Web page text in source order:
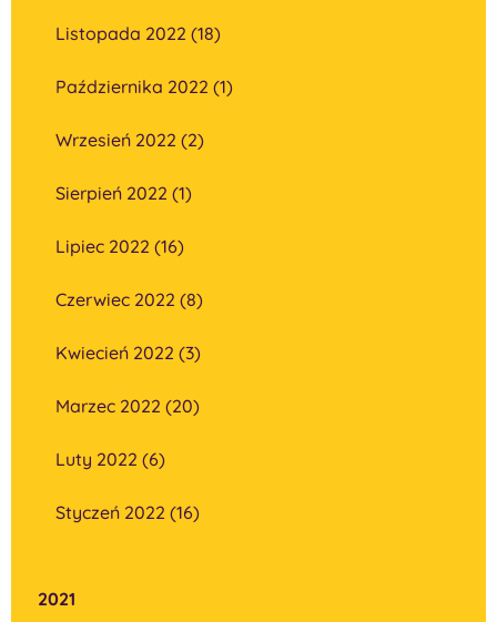
Listopada 2022 (18)
Października 2022 (1)
Wrzesień 2022 (2)
Sierpień 2022 (1)
Lipiec 2022 (16)
Czerwiec 2022 (8)
Kwiecień 2022 (3)
Marzec 2022 (20)
Luty 2022 (6)
Styczeń 2022 (16)
2021